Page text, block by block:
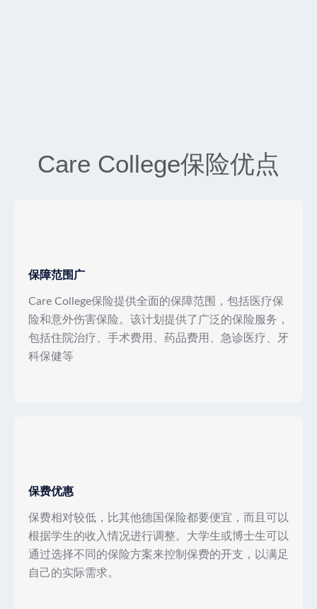
Care College保险优点
保障范围广
Care College保险提供全面的保障范围，包括医疗保
险和意外伤害保险。该计划提供了广泛的保险服务，
包括住院治疗、手术费用、药品费用、急诊医疗、牙
科保健等
保费优惠
保费相对较低，比其他德国保险都要便宜，而且可以
根据学生的收入情况进行调整。大学生或博士生可以
通过选择不同的保险方案来控制保费的开支，以满足
自己的实际需求。